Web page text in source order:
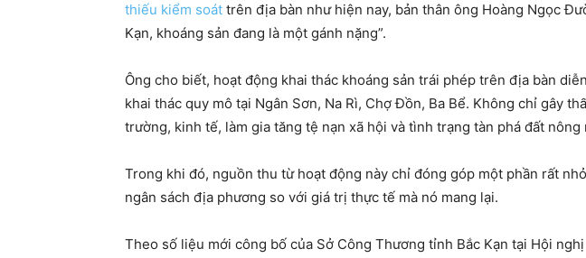
thiếu kiểm soát trên địa bàn như hiện nay, bản thân ông Hoàng Ngọc
Kạn, khoáng sản đang là một gánh nặng”.
Ông cho biết, hoạt động khai thác khoáng sản trái phép trên địa bàn
khai thác quy mô tại Ngân Sơn, Na Rì, Chợ Đồn, Ba Bể. Không chỉ gây
trường, kinh tế, làm gia tăng tệ nạn xã hội và tình trạng tàn phá đất
Trong khi đó, nguồn thu từ hoạt động này chỉ đóng góp một phần rất
ngân sách địa phương so với giá trị thực tế mà nó mang lại.
Theo số liệu mới công bố của Sở Công Thương tỉnh Bắc Kạn tại Hội